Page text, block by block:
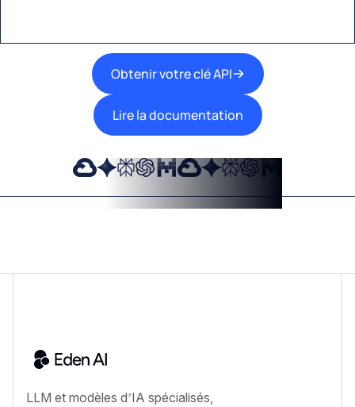
Obtenir votre clé API
Lire la documentation
LLM et modèles d’IA spécialisés,